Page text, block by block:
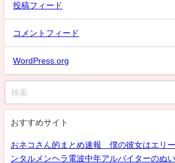
投稿フィード
コメントフィード
WordPress.org
おすすめサイト
おネコさん的まとめ速報 僕の彼女はエリ
ンタルメンヘラ電波中年アルバイターのぬ